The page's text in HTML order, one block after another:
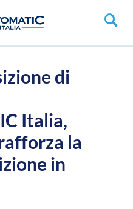
di
Italia,
la
in